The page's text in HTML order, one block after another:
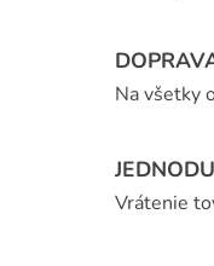
Na všetky
Vrátenie